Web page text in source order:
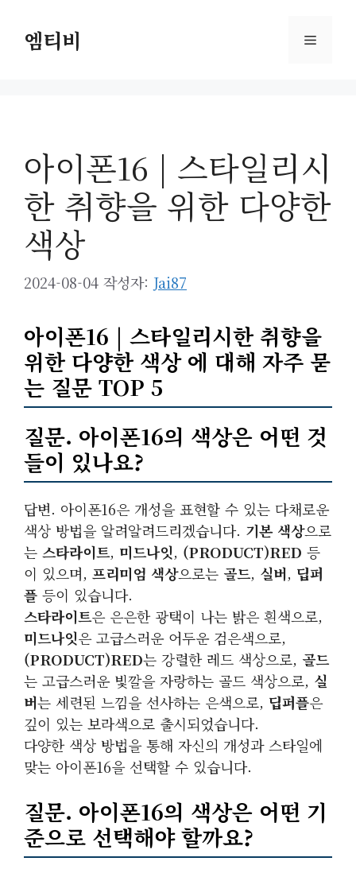
엠티비 메
아이폰16 | 스타일리시
한 취향을 위한 다양한
색상
2024-08-04 작성자: Jai87
아이폰16 | 스타일리시한 취향을
위한 다양한 색상 에 대해 자주 묻
는 질문 TOP 5
질문. 아이폰16의 색상은 어떤 것
들이 있나요?
답변. 아이폰16은 개성을 표현할 수 있는 다채로운
색상 방법을 알려알려드리겠습니다. 기본 색상으로
는 스타라이트, 미드나잇, (PRODUCT)RED 등
이 있으며, 프리미엄 색상으로는 골드, 실버, 딥퍼
플 등이 있습니다.
스타라이트은 은은한 광택이 나는 밝은 흰색으로,
미드나잇은 고급스러운 어두운 검은색으로,
(PRODUCT)RED는 강렬한 레드 색상으로, 골드
는 고급스러운 빛깔을 자랑하는 골드 색상으로, 실
버는 세련된 느낌을 선사하는 은색으로, 딥퍼플은
깊이 있는 보라색으로 출시되었습니다.
다양한 색상 방법을 통해 자신의 개성과 스타일에
맞는 아이폰16을 선택할 수 있습니다.
질문. 아이폰16의 색상은 어떤 기
준으로 선택해야 할까요?